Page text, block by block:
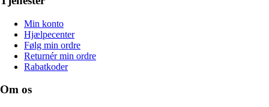
Min konto
Hjælpecenter
Følg min ordre
Returnér min ordre
Rabatkoder
Om os